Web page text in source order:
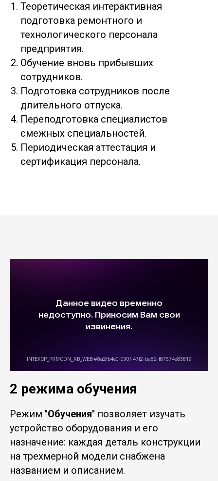
Теоретическая интерактивная
подготовка ремонтного и
технологического персонала
предприятия.
Обучение вновь прибывших
сотрудников.
Подготовка сотрудников после
длительного отпуска.
Переподготовка специалистов
смежных специальностей.
Периодическая аттестация и
сертификация персонала.
2 режима обучения
Режим "Обучения" позволяет изучать
устройство оборудования и его
назначение: каждая деталь конструкции
на трехмерной модели снабжена
названием и описанием.